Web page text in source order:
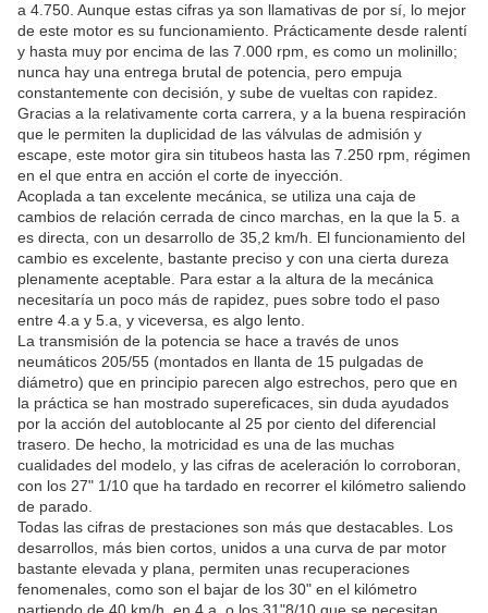
a 4.750. Aunque estas cifras ya son llamativas de por sí, lo mejor
de este motor es su funcionamiento. Prácticamente desde ralentí
y hasta muy por encima de las 7.000 rpm, es como un molinillo;
nunca hay una entrega brutal de potencia, pero empuja
constantemente con decisión, y sube de vueltas con rapidez.
Gracias a la relativamente corta carrera, y a la buena respiración
que le permiten la duplicidad de las válvulas de admisión y
escape, este motor gira sin titubeos hasta las 7.250 rpm, régimen
en el que entra en acción el corte de inyección.
Acoplada a tan excelente mecánica, se utiliza una caja de
cambios de relación cerrada de cinco marchas, en la que la 5. a
es directa, con un desarrollo de 35,2 km/h. El funcionamiento del
cambio es excelente, bastante preciso y con una cierta dureza
plenamente aceptable. Para estar a la altura de la mecánica
necesitaría un poco más de rapidez, pues sobre todo el paso
entre 4.a y 5.a, y viceversa, es algo lento.
La transmisión de la potencia se hace a través de unos
neumáticos 205/55 (montados en llanta de 15 pulgadas de
diámetro) que en principio parecen algo estrechos, pero que en
la práctica se han mostrado supereficaces, sin duda ayudados
por la acción del autoblocante al 25 por ciento del diferencial
trasero. De hecho, la motricidad es una de las muchas
cualidades del modelo, y las cifras de aceleración lo corroboran,
con los 27" 1/10 que ha tardado en recorrer el kilómetro saliendo
de parado.
Todas las cifras de prestaciones son más que destacables. Los
desarrollos, más bien cortos, unidos a una curva de par motor
bastante elevada y plana, permiten unas recuperaciones
fenomenales, como son el bajar de los 30" en el kilómetro